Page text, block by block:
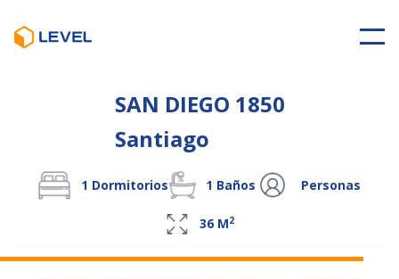
SAN DIEGO 1850
Santiago
1 Dormitorios 1 Baños Personas
36 M2